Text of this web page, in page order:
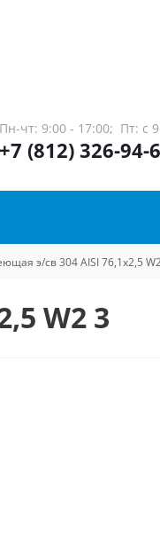
Пн-чт: 9:00 - 17:00; Пт: с
+7 (812) 326-94-
э/св 304 AISI 76,1х2,5
W2 3